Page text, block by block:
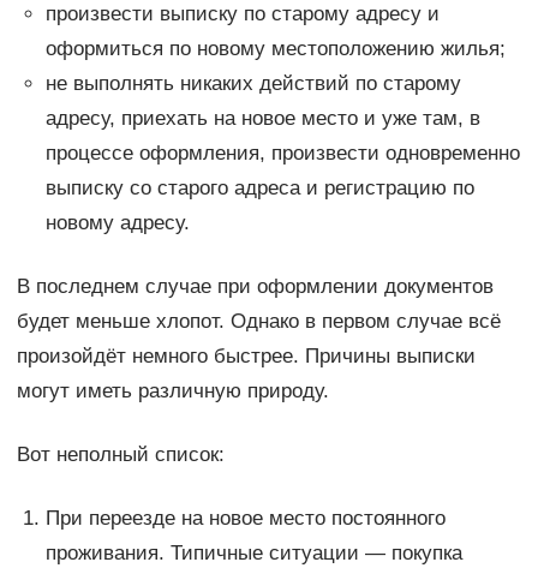
произвести выписку по старому адресу и
оформиться по новому местоположению жилья;
не выполнять никаких действий по старому
адресу, приехать на новое место и уже там, в
процессе оформления, произвести одновременно
выписку со старого адреса и регистрацию по
новому адресу.
В последнем случае при оформлении документов
будет меньше хлопот. Однако в первом случае всё
произойдёт немного быстрее. Причины выписки
могут иметь различную природу.
Вот неполный список:
При переезде на новое место постоянного
проживания. Типичные ситуации — покупка